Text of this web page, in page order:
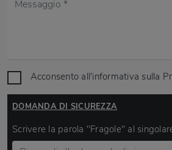
Acconsento all'informativa sulla
DOMANDA DI SICUREZZA
Scrivere la parola "Fragole" al